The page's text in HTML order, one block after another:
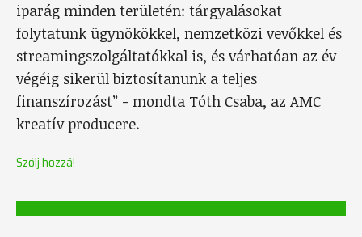
iparág minden területén: tárgyalásokat
folytatunk ügynökökkel, nemzetközi vevőkkel és
streamingszolgáltatókkal is, és várhatóan az év
végéig sikerül biztosítanunk a teljes
finanszírozást” - mondta Tóth Csaba, az AMC
kreatív producere.
Szólj hozzá!